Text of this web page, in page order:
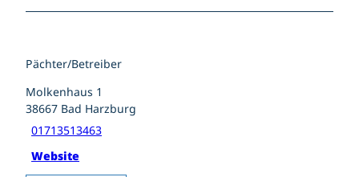
Pächter/Betreiber
Molkenhaus 1
38667 Bad Harzburg
01713513463
Website